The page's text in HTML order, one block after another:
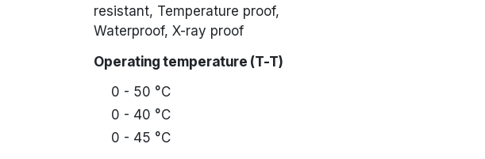
resistant, Temperature proof,
Waterproof, X-ray proof
Operating temperature (T-T)
0 - 50 °C
0 - 40 °C
0 - 45 °C